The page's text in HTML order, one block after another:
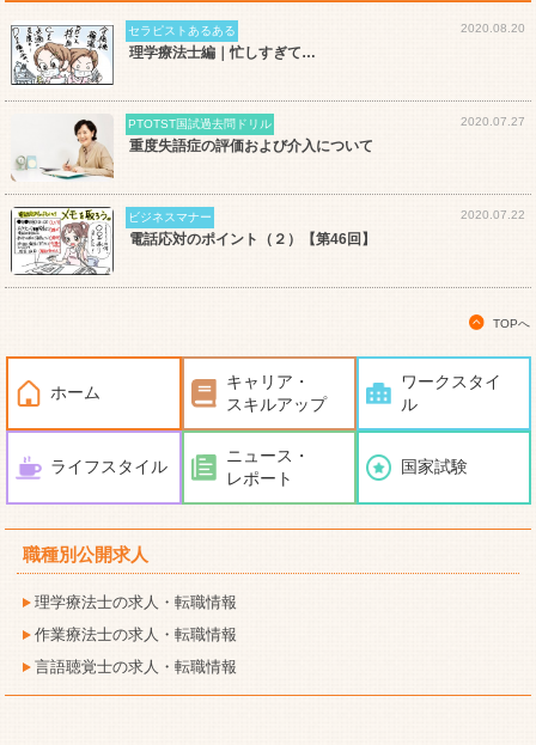
セラピストあるある 2020.08.20
理学療法士編｜忙しすぎて…
PTOTST国試過去問ドリル 2020.07.27
重度失語症の評価および介入について
ビジネスマナー 2020.07.22
電話応対のポイント（２）【第46回】
TOPへ
ホーム
キャリア・
スキルアップ
ワークスタイ
ル
ライフスタイル
ニュース・
レポート
国家試験
職種別公開求人
理学療法士の求人・転職情報
作業療法士の求人・転職情報
言語聴覚士の求人・転職情報